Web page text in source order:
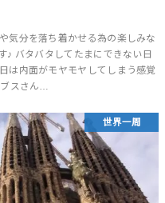
気分を落ち着かせる為の楽しみな
♪ バタバタしてたまにできない日
は内面がモヤモヤしてしまう感覚
スさん…
世界一周